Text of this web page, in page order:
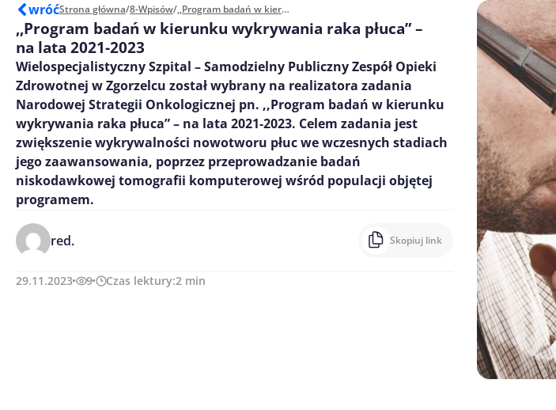
wróćStrona główna/8-Wpisów/ ,,Program badań w kierunku wykrywania raka płuca” – na lata 2021-2023
,,Program badań w kierunku wykrywania raka płuca” –
na lata 2021-2023
Wielospecjalistyczny Szpital – Samodzielny Publiczny Zespół Opieki
Zdrowotnej w Zgorzelcu został wybrany na realizatora zadania
Narodowej Strategii Onkologicznej pn. ,,Program badań w kierunku
wykrywania raka płuca” – na lata 2021-2023. Celem zadania jest
zwiększenie wykrywalności nowotworu płuc we wczesnych stadiach
jego zaawansowania, poprzez przeprowadzanie badań
niskodawkowej tomografii komputerowej wśród populacji objętej
programem.
red. Skopiuj link
29.11.2023 9 Czas lektury:2 min